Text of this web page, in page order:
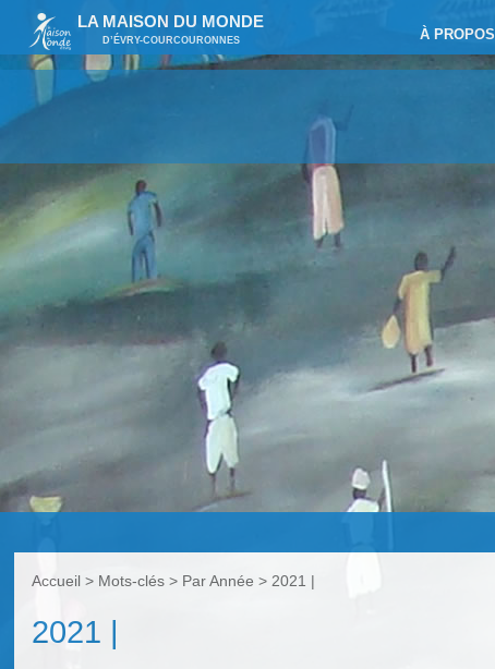
LA MAISON DU MONDE
D’ÉVRY-COURCOURONNES À PROPOS
Accueil > Mots-clés > Par Année > 2021 |
2021 |